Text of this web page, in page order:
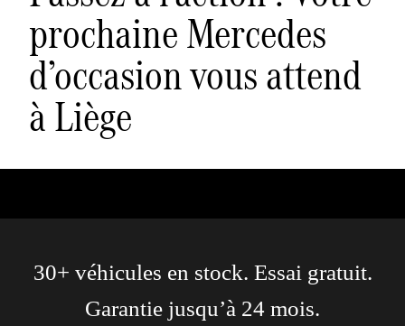
prochaine Mercedes
d’occasion vous attend
à Liège
30+ véhicules en stock. Essai gratuit.
Garantie jusqu’à 24 mois.